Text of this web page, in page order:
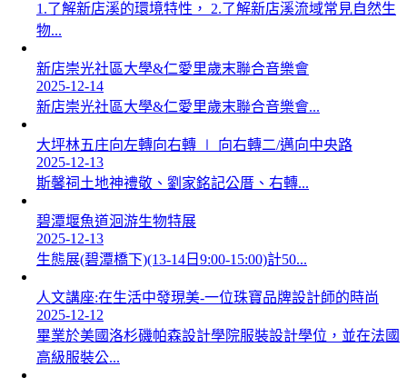
1.了解新店溪的環境特性， 2.了解新店溪流域常見自然生
物...
新店崇光社區大學&仁愛里歲末聯合音樂會
2025-12-14
新店崇光社區大學&仁愛里歲末聯合音樂會...
大坪林五庄向左轉向右轉 ∣ 向右轉二/邁向中央路
2025-12-13
斯馨祠土地神禮敬、劉家銘記公厝、右轉...
碧潭堰魚道洄游生物特展
2025-12-13
生態展(碧潭橋下)(13-14日9:00-15:00)計50...
人文講座:在生活中發現美-一位珠寶品牌設計師的時尚
2025-12-12
畢業於美國洛杉磯帕森設計學院服裝設計學位，並在法國
高級服裝公...